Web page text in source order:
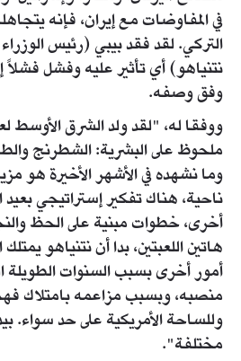
في المفاوضات مع إيران، فإنه
التركي. لقد فقد بيبي (رئيس الوزراء
نتنياهو) أي تأثير عليه وفشل فشلاً
وفق وصفه.
ووفقا له، "لقد ولد الشرق الأوسط
ملحوظ على البشرية: الشطرنج
وما نشهده في الأشهر الأخيرة هو
ناحية، هناك تفكير إستراتيجي بعيد
أخرى، خطوات مبنية على الحظ
هاتين اللعبتين، بدا أن نتنياهو
أمور أخرى بسبب السنوات الطويلة
منصبه، وبسبب مزاعمه بامتلاك
وللساحة الأمريكية على حد سواء.
مختلفة".